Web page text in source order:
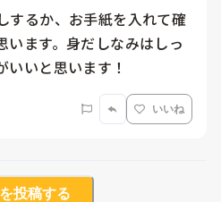
するか、お手紙を入れて確
います。身だしなみはしっ
いと思います！
いいね
投稿する